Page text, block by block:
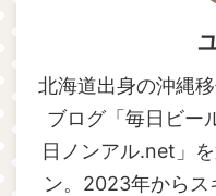
北海道出身の沖縄
ブログ「毎日ビー
日ノンアル.net」
ン。2023年からス